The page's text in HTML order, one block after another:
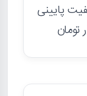
پایینی
تومان